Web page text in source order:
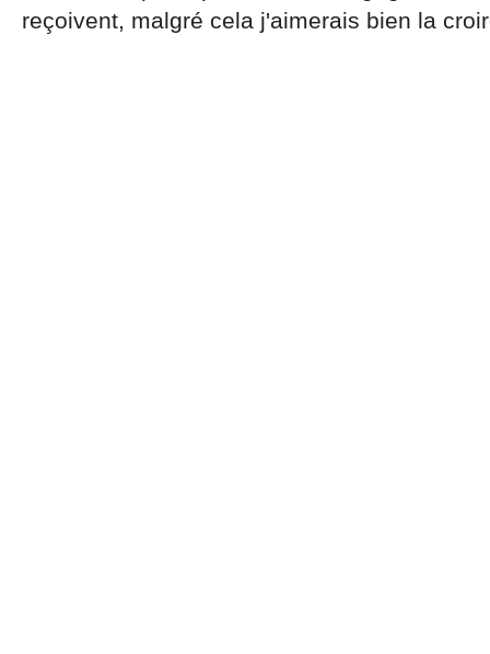
reçoivent, malgré cela j'aimerais bien la